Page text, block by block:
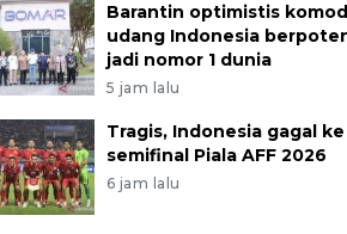
Barantin optimistis
udang Indonesia
jadi nomor 1 dunia
5 jam lalu
Tragis, Indonesia gagal ke
semifinal Piala AFF 2026
6 jam lalu